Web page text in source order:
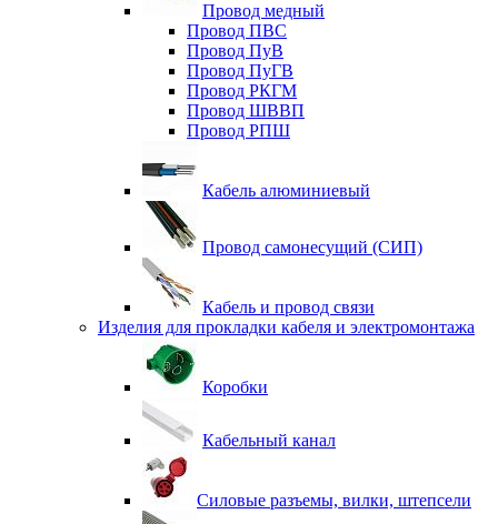
Провод медный
Провод ПВС
Провод ПуВ
Провод ПуГВ
Провод РКГМ
Провод ШВВП
Провод РПШ
Кабель алюминиевый
Провод самонесущий (СИП)
Кабель и провод связи
Изделия для прокладки кабеля и электромонтажа
Коробки
Кабельный канал
Силовые разъемы, вилки, штепсели